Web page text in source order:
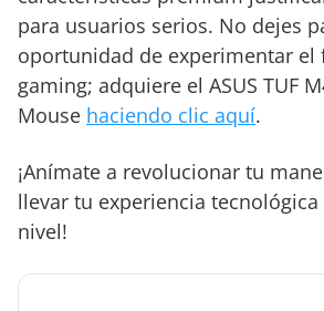
para usuarios serios. No dejes
oportunidad de experimentar el
gaming; adquiere el ASUS TUF
Mouse haciendo clic aquí.
¡Anímate a revolucionar tu
llevar tu experiencia
nivel!